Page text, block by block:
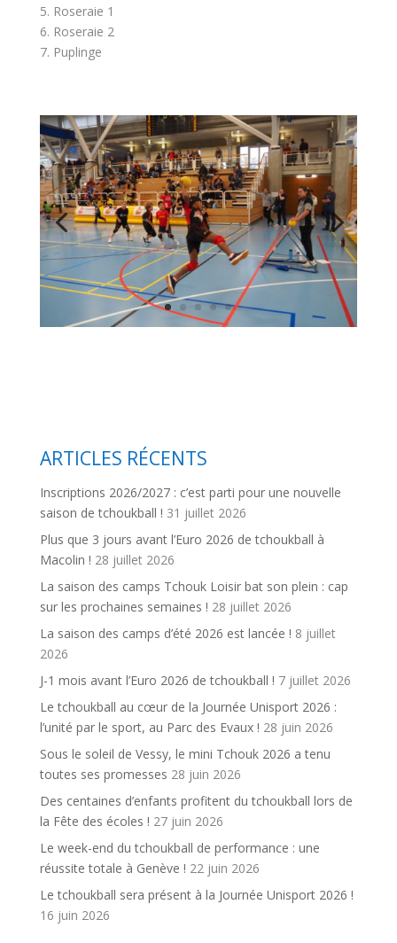
5. Roseraie 1
6. Roseraie 2
7. Puplinge
ARTICLES RÉCENTS
Inscriptions 2026/2027 : c’est parti pour une nouvelle
saison de tchoukball ! 31 juillet 2026
Plus que 3 jours avant l’Euro 2026 de tchoukball à
Macolin ! 28 juillet 2026
La saison des camps Tchouk Loisir bat son plein : cap
sur les prochaines semaines ! 28 juillet 2026
La saison des camps d’été 2026 est lancée ! 8 juillet
2026
J-1 mois avant l’Euro 2026 de tchoukball ! 7 juillet 2026
Le tchoukball au cœur de la Journée Unisport 2026 :
l’unité par le sport, au Parc des Evaux ! 28 juin 2026
Sous le soleil de Vessy, le mini Tchouk 2026 a tenu
toutes ses promesses 28 juin 2026
Des centaines d’enfants profitent du tchoukball lors de
la Fête des écoles ! 27 juin 2026
Le week-end du tchoukball de performance : une
réussite totale à Genève ! 22 juin 2026
Le tchoukball sera présent à la Journée Unisport 2026 !
16 juin 2026